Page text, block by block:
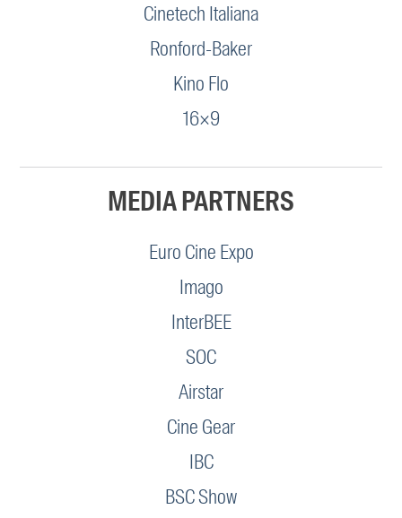
Cinetech Italiana
Ronford-Baker
Kino Flo
16×9
MEDIA PARTNERS
Euro Cine Expo
Imago
InterBEE
SOC
Airstar
Cine Gear
IBC
BSC Show